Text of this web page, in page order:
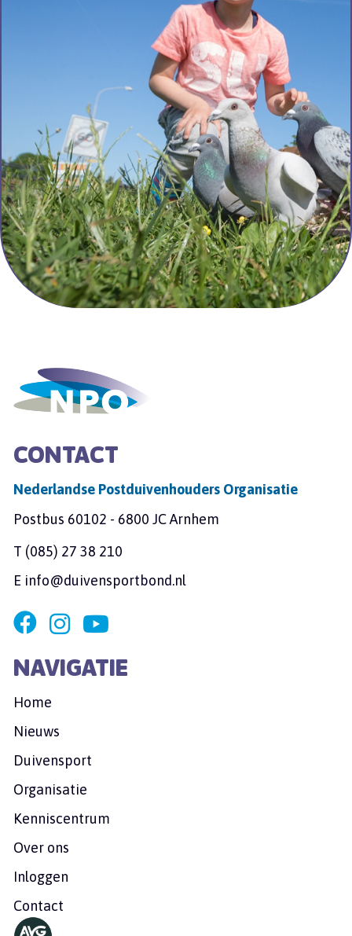
CONTACT
Nederlandse Postduivenhouders Organisatie
Postbus 60102 - 6800 JC Arnhem
T (085) 27 38 210
E info@duivensportbond.nl
NAVIGATIE
Home
Nieuws
Duivensport
Organisatie
Kenniscentrum
Over ons
Inloggen
Contact